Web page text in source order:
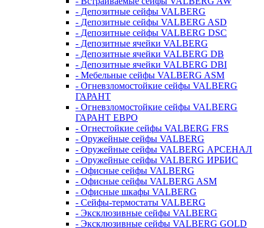
- Депозитные сейфы VALBERG
- Депозитные сейфы VALBERG ASD
- Депозитные сейфы VALBERG DSC
- Депозитные ячейки VALBERG
- Депозитные ячейки VALBERG DB
- Депозитные ячейки VALBERG DBI
- Мебельные сейфы VALBERG ASM
- Огневзломостойкие сейфы VALBERG
ГАРАНТ
- Огневзломостойкие сейфы VALBERG
ГАРАНТ ЕВРО
- Огнестойкие сейфы VALBERG FRS
- Оружейные сейфы VALBERG
- Оружейные сейфы VALBERG АРСЕНАЛ
- Оружейные сейфы VALBERG ИРБИС
- Офисные сейфы VALBERG
- Офисные сейфы VALBERG ASM
- Офисные шкафы VALBERG
- Сейфы-термостаты VALBERG
- Эксклюзивные сейфы VALBERG
- Эксклюзивные сейфы VALBERG GOLD